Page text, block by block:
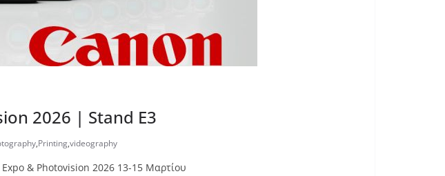
2026 | Stand E3
,Printing,videography
& Photovision 2026 13-15 Μαρτίου